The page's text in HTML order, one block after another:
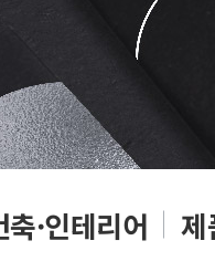
축·인테리어 제